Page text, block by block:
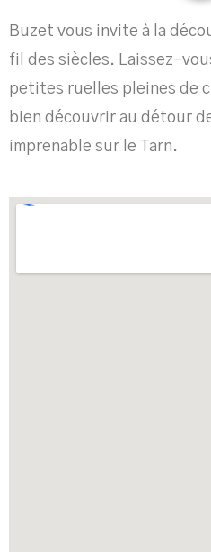
Buzet vous invite à la
fil des siècles. Laissez-
petites ruelles pleines de
bien découvrir au détour
imprenable sur le Tarn.